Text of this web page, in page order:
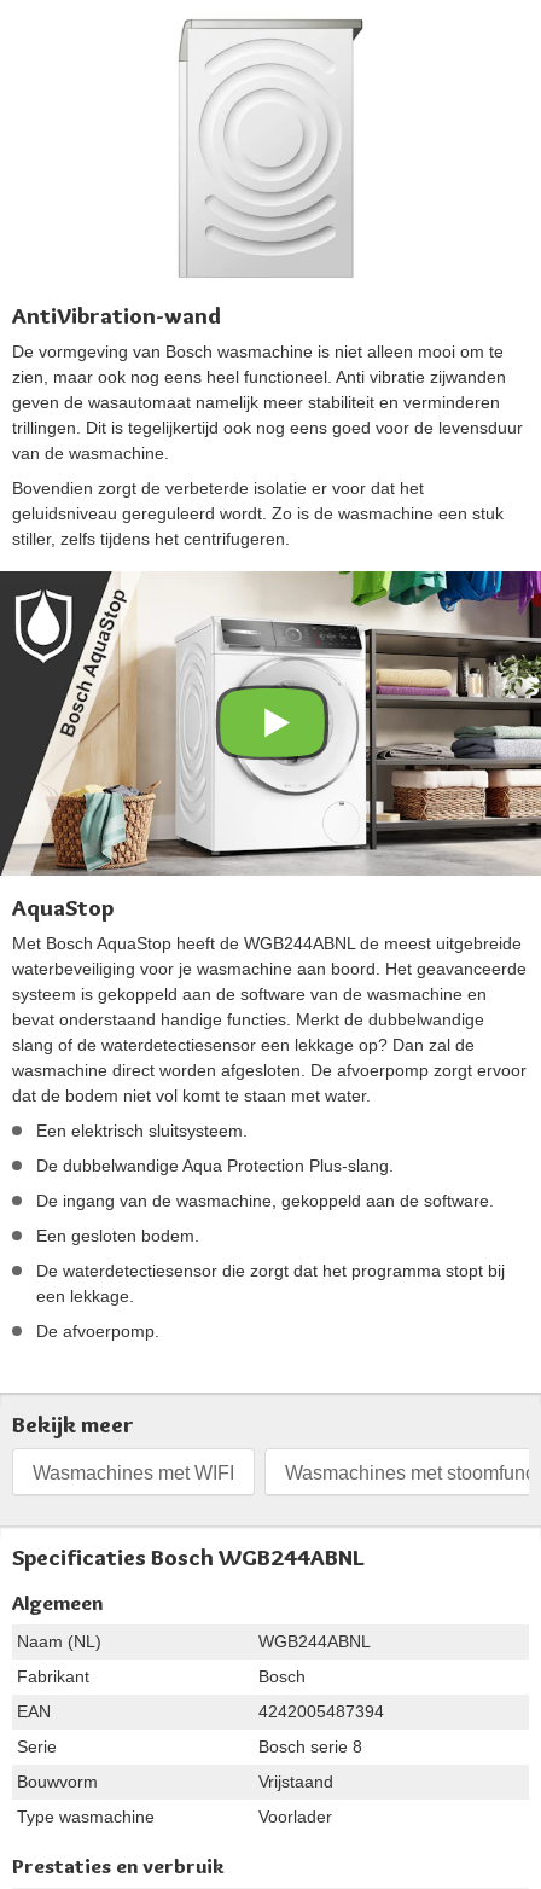
AntiVibration-wand
De vormgeving van Bosch wasmachine is niet alleen mooi om te
zien, maar ook nog eens heel functioneel. Anti vibratie zijwanden
geven de wasautomaat namelijk meer stabiliteit en verminderen
trillingen. Dit is tegelijkertijd ook nog eens goed voor de levensduur
van de wasmachine.
Bovendien zorgt de verbeterde isolatie er voor dat het
geluidsniveau gereguleerd wordt. Zo is de wasmachine een stuk
stiller, zelfs tijdens het centrifugeren.
AquaStop
Met Bosch AquaStop heeft de WGB244ABNL de meest uitgebreide
waterbeveiliging voor je wasmachine aan boord. Het geavanceerde
systeem is gekoppeld aan de software van de wasmachine en
bevat onderstaand handige functies. Merkt de dubbelwandige
slang of de waterdetectiesensor een lekkage op? Dan zal de
wasmachine direct worden afgesloten. De afvoerpomp zorgt ervoor
dat de bodem niet vol komt te staan met water.
Een elektrisch sluitsysteem.
De dubbelwandige Aqua Protection Plus-slang.
De ingang van de wasmachine, gekoppeld aan de software.
Een gesloten bodem.
De waterdetectiesensor die zorgt dat het programma stopt bij
een lekkage.
De afvoerpomp.
Bekijk meer
Wasmachines met WIFI Wasmachines met
Specificaties Bosch WGB244ABNL
Algemeen
Naam (NL)
WGB244ABNL
Fabrikant
Bosch
EAN
4242005487394
Serie
Bosch serie 8
Bouwvorm
Vrijstaand
Type wasmachine
Voorlader
Prestaties en verbruik